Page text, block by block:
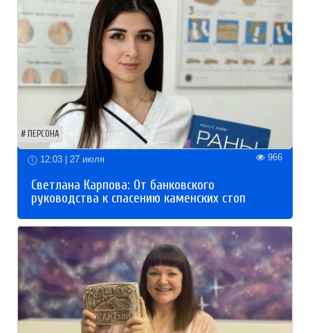
ПЕРСОНА
12:03 | 27 июля 966
Светлана Карпова: От банковского
руководства к спасению каменских стоп